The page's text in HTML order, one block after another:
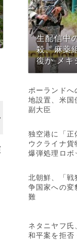
生配信中
殺、麻薬
復か メキ
ポーランドへ
地設置、米国
副大臣
独空港に「正
ウクライナ貨
爆弾処理ロボ
北朝鮮、「戦
争国家への変
難
ネタニヤフ氏
和平案を拒否